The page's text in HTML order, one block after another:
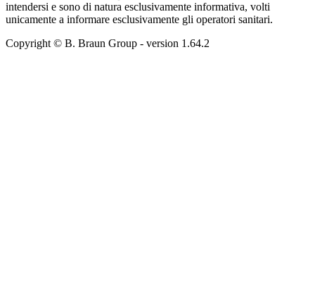
intendersi e sono di natura esclusivamente informativa, volti
unicamente a informare esclusivamente gli operatori sanitari.
Copyright © B. Braun Group - version 1.64.2